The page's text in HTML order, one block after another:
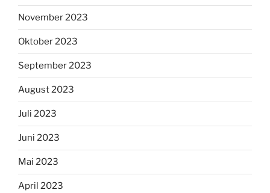
November 2023
Oktober 2023
September 2023
August 2023
Juli 2023
Juni 2023
Mai 2023
April 2023